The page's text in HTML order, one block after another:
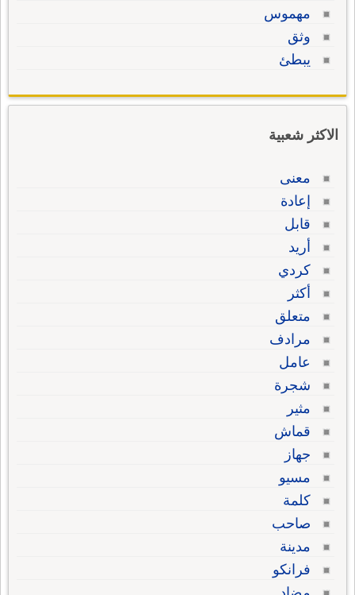
مهموس
وثق
يبطئ
الاكثر شعبية
معنى
إعادة
قابل
أريد
كردي
أكثر
متعلق
مرادف
عامل
شجرة
مثير
قماش
جهاز
مسيو
كلمة
صاحب
مدينة
فرانكو